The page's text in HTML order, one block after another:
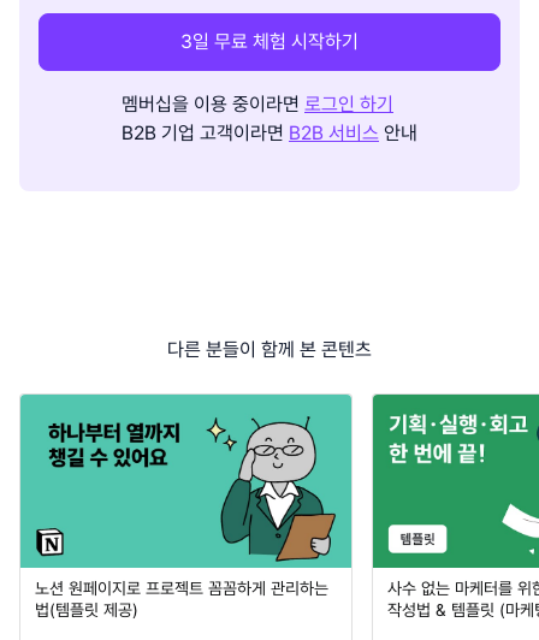
3일 무료 체험 시작하기
멤버십을 이용 중이라면 로그인 하기
B2B 기업 고객이라면 B2B 서비스 안내
다른 분들이 함께 본 콘텐츠
노션 원페이지로 프로젝트 꼼꼼하게 관리하는
법(템플릿 제공)
사수 없는 마케터를 위
작성법 & 템플릿 (마